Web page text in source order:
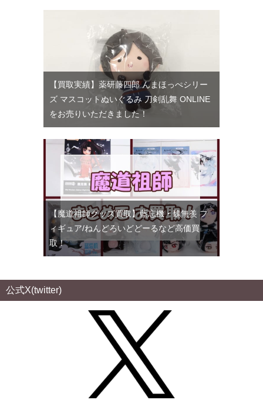
【買取実績】薬研藤四郎 んまほっぺシリー
ズ マスコットぬいぐるみ 刀剣乱舞 ONLINE
をお売りいただきました！
【魔道祖師グッズ買取】藍忘機・魏無羨 フ
ィギュア/ねんどろいどどーるなど高価買
取！
公式X(twitter)